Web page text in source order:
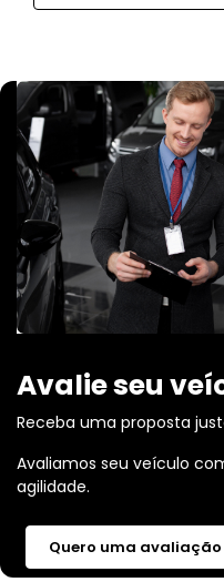
Avalie seu
Receba uma proposta
Avaliamos seu veículo
agilidade.
Quero uma avaliação